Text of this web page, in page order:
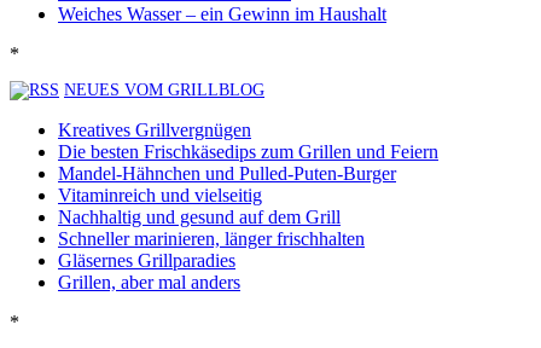
Weiches Wasser – ein Gewinn im Haushalt
*
NEUES VOM GRILLBLOG
Kreatives Grillvergnügen
Die besten Frischkäsedips zum Grillen und Feiern
Mandel-Hähnchen und Pulled-Puten-Burger
Vitaminreich und vielseitig
Nachhaltig und gesund auf dem Grill
Schneller marinieren, länger frischhalten
Gläsernes Grillparadies
Grillen, aber mal anders
*